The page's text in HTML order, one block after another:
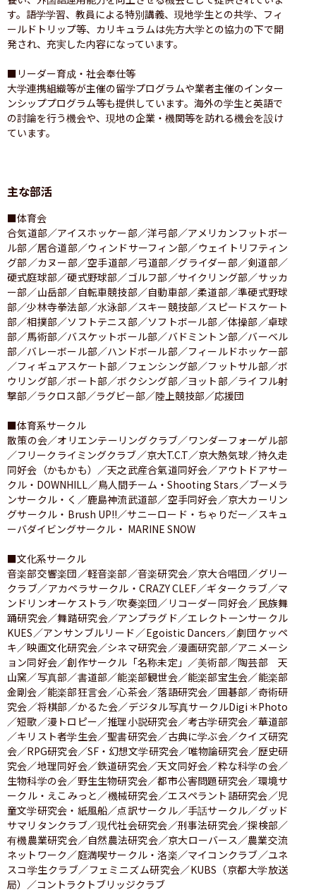
す。語学学習、教員による特別講義、現地学生との共学、フィ
ールドトリップ等、カリキュラムは先方大学との協力の下で開
発され、充実した内容になっています。
■リーダー育成・社会奉仕等
大学連携組織等が主催の留学プログラムや業者主催のインター
ンシッププログラム等も提供しています。海外の学生と英語で
の討論を行う機会や、現地の企業・機関等を訪れる機会を設け
ています。
主な部活
■体育会
合気道部／アイスホッケー部／洋弓部／アメリカンフットボー
ル部／居合道部／ウィンドサーフィン部／ウェイトリフティン
グ部／カヌー部／空手道部／弓道部／グライダー部／剣道部／
硬式庭球部／硬式野球部／ゴルフ部／サイクリング部／サッカ
ー部／山岳部／自転車競技部／自動車部／柔道部／準硬式野球
部／少林寺拳法部／水泳部／スキー競技部／スピードスケート
部／相撲部／ソフトテニス部／ソフトボール部／体操部／卓球
部／馬術部／バスケットボール部／バドミントン部／バーベル
部／バレーボール部／ハンドボール部／フィールドホッケー部
／フィギュアスケート部／フェンシング部／フットサル部／ボ
ウリング部／ボート部／ボクシング部／ヨット部／ライフル射
撃部／ラクロス部／ラグビー部／陸上競技部／応援団
■体育系サークル
散策の会／オリエンテーリングクラブ／ワンダーフォーゲル部
／フリークライミングクラブ／京大T.C.T／京大熱気球／持久走
同好会（かもかも）／天之武産合氣道同好会／アウトドアサー
クル・DOWNHILL／鳥人間チーム・Shooting Stars／ブーメラ
ンサークル・く／鹿島神流武道部／空手同好会／京大カーリン
グサークル・Brush UP!!／サニーロード・ちゃりだー／スキュ
ーバダイビングサークル・ MARINE SNOW
■文化系サークル
音楽部交響楽団／軽音楽部／音楽研究会／京大合唱団／グリー
クラブ／アカペラサークル・CRAZY CLEF／ギタークラブ／マ
ンドリンオーケストラ／吹奏楽団／リコーダー同好会／民族舞
踊研究会／舞踏研究会／アンプラグド／エレクトーンサークル
KUES／アンサンブルリード／Egoistic Dancers／劇団ケッペ
キ／映画文化研究会／シネマ研究会／漫画研究部／アニメーシ
ョン同好会／創作サークル「名称未定」／美術部／陶芸部　天
山窯／写真部／書道部／能楽部観世会／能楽部宝生会／能楽部
金剛会／能楽部狂言会／心茶会／落語研究会／囲碁部／奇術研
究会／将棋部／かるた会／デジタル写真サークルDigi＊Photo
／短歌／漫トロピー／推理小説研究会／考古学研究会／華道部
／キリスト者学生会／聖書研究会／古典に学ぶ会／クイズ研究
会／RPG研究会／SF・幻想文学研究会／唯物論研究会／歴史研
究会／地理同好会／鉄道研究会／天文同好会／粋な科学の会／
生物科学の会／野生生物研究会／都市公害問題研究会／環境サ
ークル・えこみっと／機械研究会／エスペラント語研究会／児
童文学研究会・紙風船／点訳サークル／手話サークル／グッド
サマリタンクラブ／現代社会研究会／刑事法研究会／探検部／
有機農業研究会／自然農法研究会／京大ローバース／農業交流
ネットワーク／庭満喫サークル・洛楽／マイコンクラブ／ユネ
スコ学生クラブ／フェミニズム研究会／KUBS（京都大学放送
局）／コントラクトブリッジクラブ